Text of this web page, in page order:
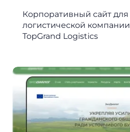
Корпоративный сайт для
логистической компании
TopGrand Logistics